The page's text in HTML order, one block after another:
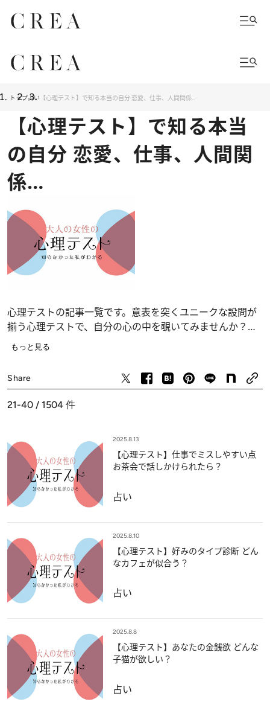
トップ占い 【心理テスト】で知る本当の自分 恋愛、仕事、人間関係…
【心理テスト】で知る本当
の自分 恋愛、仕事、人間関
係…
心理テストの記事一覧です。意表を突くユニークな設問が
揃う心理テストで、自分の心の中を覗いてみませんか？
恋愛、仕事、人間関係の深層心理……、自分でも気づかな
もっと見る
Share
21-40 / 1504 件
2025.8.13
【心理テスト】仕事でミスしやすい点
お茶会で話しかけられたら？
占い
2025.8.10
【心理テスト】好みのタイプ診断 どん
なカフェが似合う？
占い
2025.8.8
【心理テスト】あなたの金銭欲 どんな
子猫が欲しい？
占い